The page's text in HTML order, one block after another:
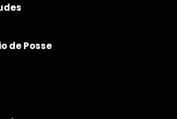
de Posse